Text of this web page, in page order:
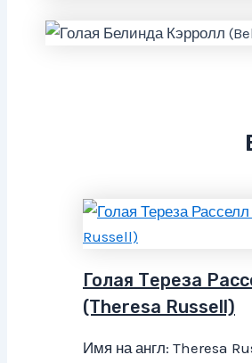
Голая Тереза
(Theresa Russell)
Имя на англ: Theresa